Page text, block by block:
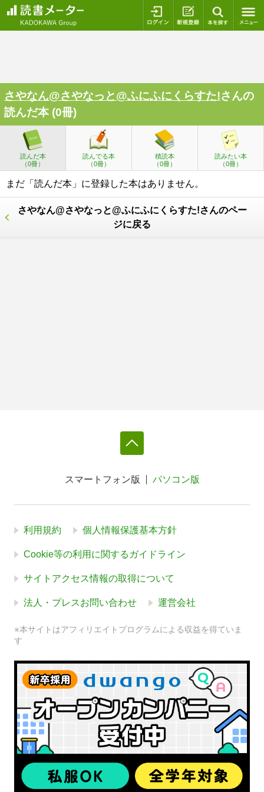
ログイン 新規登録
さやなん@さやなっと@ふにふにくらすた!さんの
読んだ本 (0冊)
読んだ本
（0冊）
読んでる本
（0冊）
積読本
（0冊）
読みたい本
（0冊）
まだ「読んだ本」に登録した本はありません。
さやなん@さやなっと@ふにふにくらすた!さんのペー
ジに戻る
スマートフォン版 パソコン版
利用規約 個人情報保護基本方針
Cookie等の利用に関するガイドライン
サイトアクセス情報の取得について
法人・プレスお問い合わせ 運営会社
※本サイトはアフィリエイトプログラムによる収益を得ていま
す